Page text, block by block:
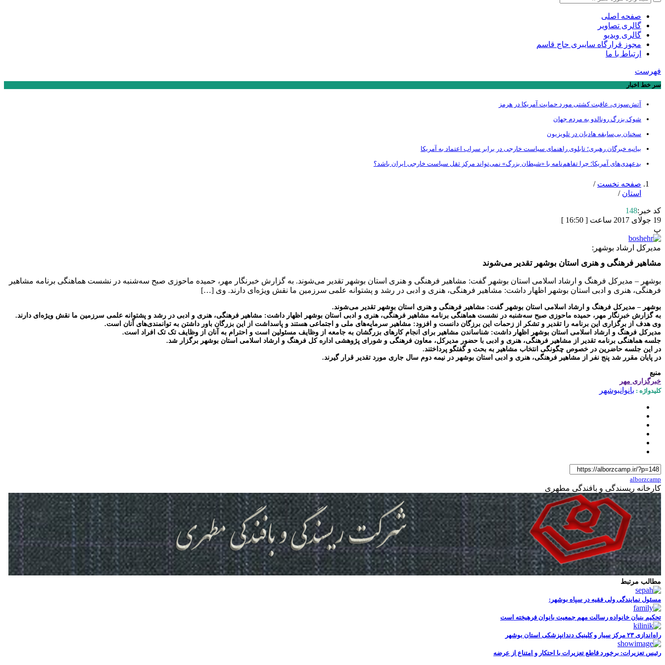
صفحه اصلی
گالری تصاویر
گالری ویدیو
مجوز قرارگاه سایبری حاج قاسم
ارتباط با ما
فهرست
سر خط اخبار
آتش‌سوزی، عاقبت کشتی مورد حمایت آمریکا در هرمز
شوک بزرگ رونالدو به مردم جهان
سخنان بی‌سابقه هادیان در تلویزیون
بیانیه خبرگان رهبری؛ تابلوی راهنمای سیاست خارجی در برابر سراب اعتماد به آمریکا
بدعهدی‌های آمریکا؛ چرا تفاهم‌نامه با «شیطان بزرگ» نمی‌تواند مرکز ثقل سیاست خارجی ایران باشد؟
صفحه نخست /
استان /
کد خبر:148
19 جولای 2017 ساعت [ 16:50 ]
پ
مدیرکل ارشاد بوشهر:
مشاهیر فرهنگی و هنری استان بوشهر تقدیر می‌شوند
بوشهر – مدیرکل فرهنگ و ارشاد اسلامی استان بوشهر گفت: مشاهیر فرهنگی و هنری استان بوشهر تقدیر می‌شوند. به گزارش خبرنگار مهر، حمیده ماحوزی صبح سه‌شنبه در نشست هماهنگی برنامه مشاهیر
فرهنگی، هنری و ادبی استان بوشهر اظهار داشت: مشاهیر فرهنگی، هنری و ادبی در رشد و پشتوانه علمی سرزمین ما نقش ویژه‌ای دارند. وی […]
بوشهر – مدیرکل فرهنگ و ارشاد اسلامی استان بوشهر گفت: مشاهیر فرهنگی و هنری استان بوشهر تقدیر می‌شوند.
به گزارش خبرنگار مهر، حمیده ماحوزی صبح سه‌شنبه در نشست هماهنگی برنامه مشاهیر فرهنگی، هنری و ادبی استان بوشهر اظهار داشت: مشاهیر فرهنگی، هنری و ادبی در رشد و پشتوانه علمی سرزمین ما نقش ویژه‌ای دارند.
وی هدف از برگزاری این برنامه را تقدیر و تشکر از زحمات این برزگان دانست و افزود: مشاهیر سرمایه‌های ملی و اجتماعی هستند و پاسداشت از این بزرگان باور داشتن به توانمندی‌های آنان است.
مدیرکل فرهنگ و ارشاد اسلامی استان بوشهر اظهار داشت: شناساندن مشاهیر برای انجام کارهای بزرگشان به جامعه از وظایف مسئولین است و احترام به آنان از وظایف تک تک افراد است.
جلسه هماهنگی برنامه تقدیر از مشاهیر فرهنگی، هنری و ادبی با حضور مدیرکل، معاون فرهنگی و شورای پژوهشی اداره کل فرهنگ و ارشاد اسلامی استان بوشهر برگزار شد.
در این جلسه حاضرین در خصوص چگونگی انتخاب مشاهیر به بحث و گفتگو پرداختند.
در پایان مقرر شد پنج نفر از مشاهیر فرهنگی، هنری و ادبی استان بوشهر در نیمه دوم سال جاری مورد تقدیر قرار گیرند.
منبع
خبرگزاری مهر
کلیدواژه : بانوانبوشهر
alborzcamp
کارخانه ریسندگی و بافندگی مطهری
مطالب مرتبط
مسئول نمایندگی ولی فقیه در سپاه بوشهر:
تحکیم بنیان خانواده رسالت مهم جمعیت بانوان فرهیخته است
راه‌اندازی ۲۳ مرکز سیار و کلینیک دندانپزشکی استان بوشهر
رئیس تعزیرات: برخورد قاطع تعزیرات با احتکار و امتناع از عرضه